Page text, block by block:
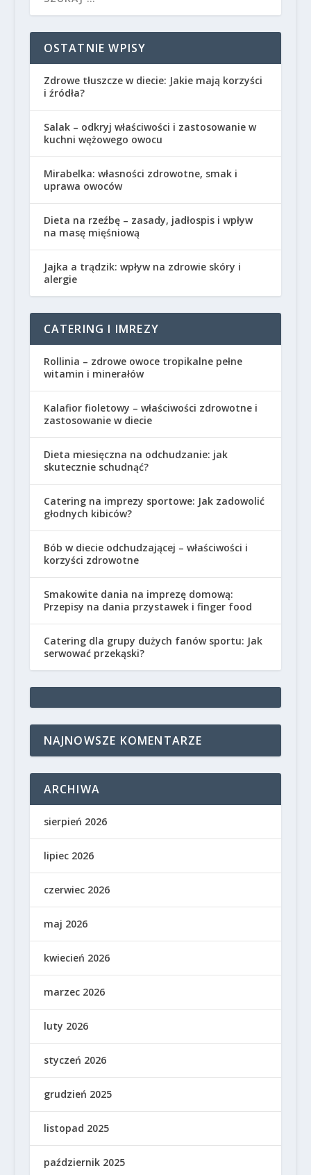
OSTATNIE WPISY
Zdrowe tłuszcze w diecie: Jakie mają korzyści
i źródła?
Salak – odkryj właściwości i zastosowanie w
kuchni wężowego owocu
Mirabelka: własności zdrowotne, smak i
uprawa owoców
Dieta na rzeźbę – zasady, jadłospis i wpływ
na masę mięśniową
Jajka a trądzik: wpływ na zdrowie skóry i
alergie
CATERING I IMREZY
Rollinia – zdrowe owoce tropikalne pełne
witamin i minerałów
Kalafior fioletowy – właściwości zdrowotne i
zastosowanie w diecie
Dieta miesięczna na odchudzanie: jak
skutecznie schudnąć?
Catering na imprezy sportowe: Jak zadowolić
głodnych kibiców?
Bób w diecie odchudzającej – właściwości i
korzyści zdrowotne
Smakowite dania na imprezę domową:
Przepisy na dania przystawek i finger food
Catering dla grupy dużych fanów sportu: Jak
serwować przekąski?
NAJNOWSZE KOMENTARZE
ARCHIWA
sierpień 2026
lipiec 2026
czerwiec 2026
maj 2026
kwiecień 2026
marzec 2026
luty 2026
styczeń 2026
grudzień 2025
listopad 2025
październik 2025